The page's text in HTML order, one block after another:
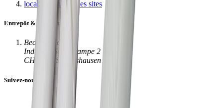
location_on Tous les sites
Entrepôt & production
Beat Bucher AG
Industrie Süd - Rampe 2
CH-8573 Siegershausen
Suivez-nous